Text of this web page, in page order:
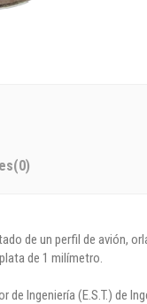
(0)
de un perfil de avión,
de 1 milímetro.
Ingeniería (E.S.T.) de